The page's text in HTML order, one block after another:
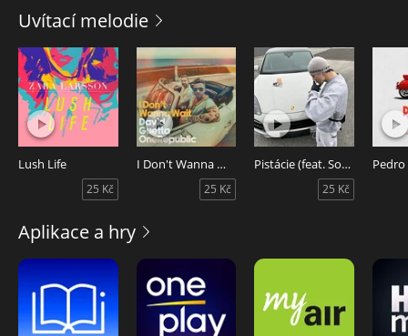
Uvítací melodie
Lush Life
25 Kč
I Don't Wanna Wait
25 Kč
Pistácie (feat. Sofian Medjmedj)
25 Kč
Pedro
Aplikace a hry